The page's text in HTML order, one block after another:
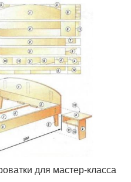
для мастер-класса